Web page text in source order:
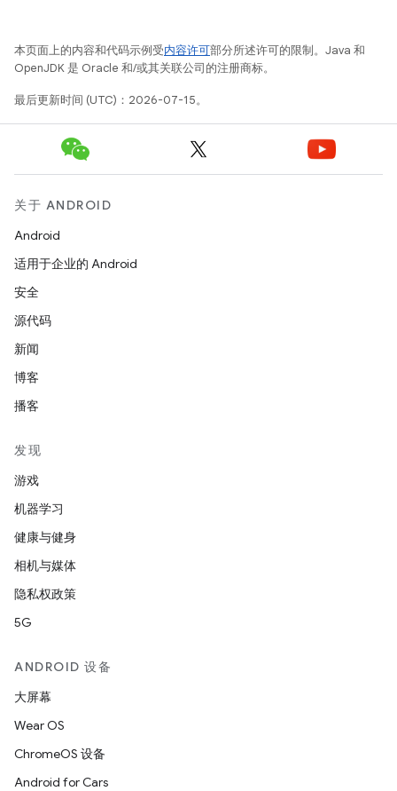
本页面上的内容和代码示例受内容许可部分所述许可的限制。Java 和
OpenJDK 是 Oracle 和/或其关联公司的注册商标。
最后更新时间 (UTC)：2026-07-15。
关于 ANDROID
Android
适用于企业的 Android
安全
源代码
新闻
博客
播客
发现
游戏
机器学习
健康与健身
相机与媒体
隐私权政策
5G
ANDROID 设备
大屏幕
Wear OS
ChromeOS 设备
Android for Cars